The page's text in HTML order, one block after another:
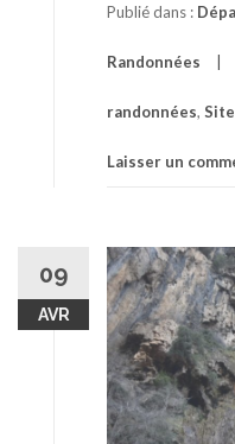
Publié dans :
Randonnées
randonnées,
Laisser un
09
AVR